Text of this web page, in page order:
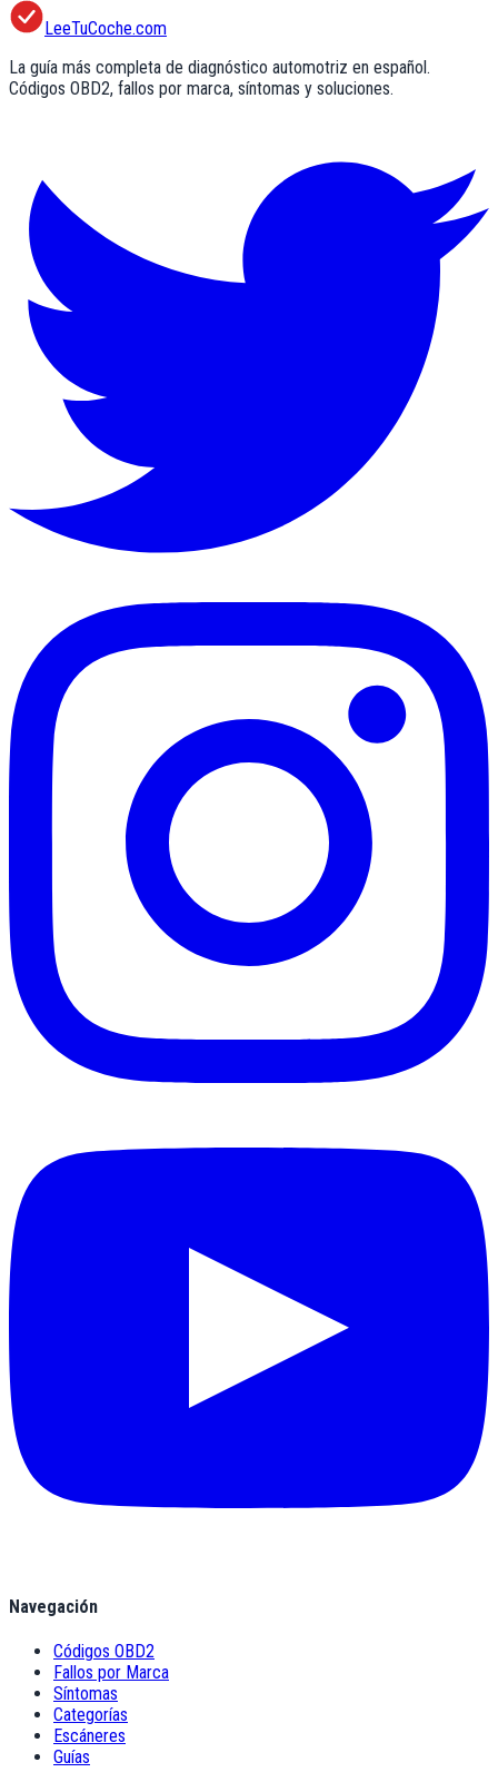
LeeTuCoche.com
La guía más completa de diagnóstico automotriz en español.
Códigos OBD2, fallos por marca, síntomas y soluciones.
Navegación
Códigos OBD2
Fallos por Marca
Síntomas
Categorías
Escáneres
Guías